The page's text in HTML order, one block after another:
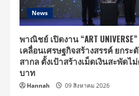
News
พาณิชย์ เปิดงาน “ART
เคลื่อนเศรษฐกิจสร้างสรรค์ ยกร
สากล ตั้งเป้าสร้างเม็ดเงินสะพัดไ
บาท
Hannah 09 สิงหาคม 2026